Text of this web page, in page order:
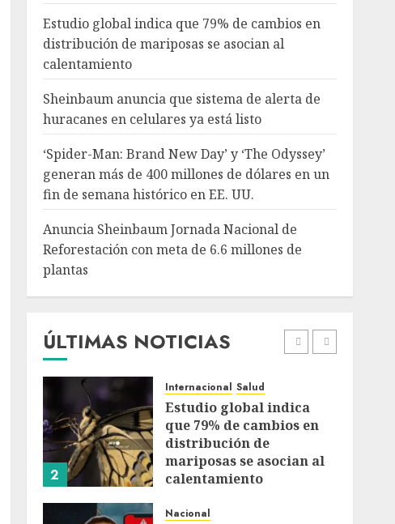
Estudio global indica que 79% de cambios en
distribución de mariposas se asocian al
calentamiento
Sheinbaum anuncia que sistema de alerta de
huracanes en celulares ya está listo
‘Spider-Man: Brand New Day’ y ‘The Odyssey’
generan más de 400 millones de dólares en un
fin de semana histórico en EE. UU.
Anuncia Sheinbaum Jornada Nacional de
Reforestación con meta de 6.6 millones de
plantas
ÚLTIMAS NOTICIAS
4
Internacional
‘Spider-Man: Brand New
Day’ y ‘The Odyssey’
millones de dólares en un
fin de semana histórico
en EE. UU.
AGOSTO 5, 2026
5
Nacional
Anuncia Sheinbaum
Jornada Nacional de
Reforestación con meta
de 6.6 millones de
plantas
AGOSTO 5, 2026
1
hipopótamo bebé
de la colonia de Pablo
Escobar
2
Internacional Salud
Estudio global indica
que 79% de cambios en
distribución de
mariposas se asocian al
calentamiento
Nacional